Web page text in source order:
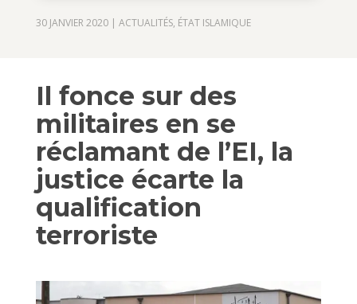
30 JANVIER 2020| ACTUALITÉS, ÉTAT ISLAMIQUE
Il fonce sur des
militaires en se
réclamant de l’EI, la
justice écarte la
qualification
terroriste